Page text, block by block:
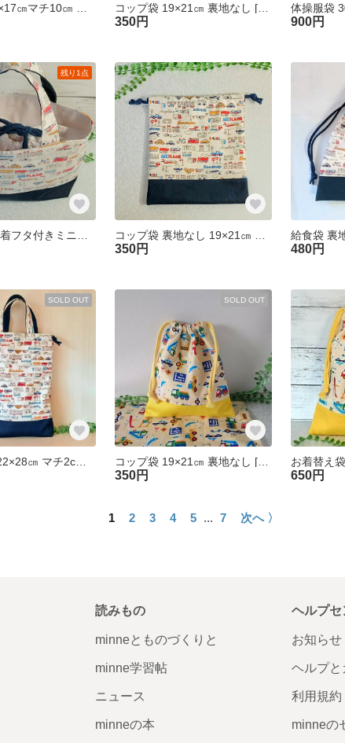
コップ袋 19×21㎝ 裏地なし [くるま×ダークマスタード] 車 コップ入れ 巾着袋 入園準備 幼稚園 保育園 男の子
350円 900円
残り1点
350円 480円
SOLD OUT
上ぐつ入れ 22×28㎝ マチ2cm 裏地付き [くるま生成り色×ネイビー] 上履き入れ 上靴袋 巾着袋 入園入学準備 男の子
SOLD OUT
コップ袋 19×21㎝ 裏地なし [くるまイエロー] 車 コップ入れ 巾着袋 入園準備 幼稚園 保育園 男の子
350円 650円
1 2 3 4 5 ... 7 次へ 〉
読みもの
minneとものづくりと
minne学習帖
ニュース
minneの本
ヘルプセ
お知らせ
ヘルプと
利用規約
minneの